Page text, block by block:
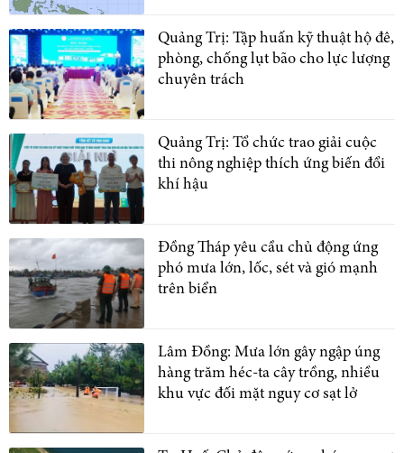
Quảng Trị: Tập huấn kỹ thuật hộ đê,
phòng, chống lụt bão cho lực lượng
chuyên trách
Quảng Trị: Tổ chức trao giải cuộc
thi nông nghiệp thích ứng biến đổi
khí hậu
Đồng Tháp yêu cầu chủ động ứng
phó mưa lớn, lốc, sét và gió mạnh
trên biển
Lâm Đồng: Mưa lớn gây ngập úng
hàng trăm héc-ta cây trồng, nhiều
khu vực đối mặt nguy cơ sạt lở